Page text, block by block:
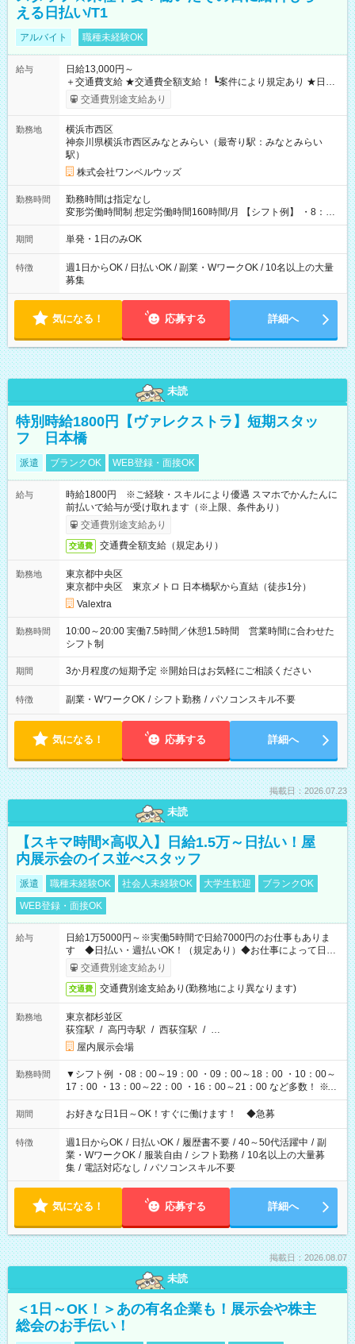
える日払い/T1
アルバイト 職種未経験OK
給与
日給13,000円～
＋交通費支給 ★交通費全額支給！ ┗案件により規定あり ★日払
いOK！（規定あり） ┗働いたその日に現金GET♪ お仕事後はコ
ンビニATMから 日払い分を引き落とせます！ 【試用期間】試
交通費別途支給あり
勤務地
横浜市西区
神奈川県横浜市西区みなとみらい（最寄り駅：みなとみらい
駅）
株式会社ワンベルウッズ
勤務時間
勤務時間は指定なし
変形労働時間制 想定労働時間160時間/月 【シフト例】 ・8：00
～21：00
期間 単発・1日のみOK
特徴
週1日からOK / 日払いOK / 副業・WワークOK / 10名以上の大量
募集
気になる！ 応募する 詳細へ
未読
特別時給1800円【ヴァレクストラ】短期スタッ
フ 日本橋
派遣 ブランクOK WEB登録・面接OK
給与
時給1800円 ※ご経験・スキルにより優遇 スマホでかんたんに
前払いで給与が受け取れます（※上限、条件あり）
交通費別途支給あり
交通費 交通費全額支給（規定あり）
勤務地
東京都中央区
東京都中央区 東京メトロ 日本橋駅から直結（徒歩1分）
Valextra
勤務時間
10:00～20:00 実働7.5時間／休憩1.5時間 営業時間に合わせた
シフト制
期間 3か月程度の短期予定 ※開始日はお気軽にご相談ください
特徴 副業・WワークOK / シフト勤務 / パソコンスキル不要
気になる！ 応募する 詳細へ
掲載日：2026.07.23
未読
【スキマ時間×高収入】日給1.5万～日払い！屋
内展示会のイス並べスタッフ
派遣 職種未経験OK 社会人未経験OK 大学生歓迎
ブランクOK
WEB登録・面接OK
給与
日給1万5000円～※実働5時間で日給7000円のお仕事もありま
す ◆日払い・週払いOK！（規定あり）◆お仕事によって日給
も異なります
交通費別途支給あり
交通費 交通費別途支給あり(勤務地により異なります)
勤務地
東京都杉並区
荻窪駅 / 高円寺駅 / 西荻窪駅 / …
屋内展示会場
勤務時間
▼シフト例 ・08：00～19：00 ・09：00～18：00 ・10：00～
17：00 ・13：00～22：00 ・16：00～21：00 など多数！ ※お
仕事により勤務時間が異なります
期間 お好きな日1日～OK！すぐに働けます！ ◆急募
特徴 週1日からOK / 日払いOK / 履歴書不要 / 40～50代活躍中 / 副
業・WワークOK / 服装自由 / シフト勤務 / 10名以上の大量募
集 / 電話対応なし / パソコンスキル不要
気になる！ 応募する 詳細へ
掲載日：2026.08.07
未読
＜1日～OK！＞あの有名企業も！展示会や株主
総会のお手伝い！